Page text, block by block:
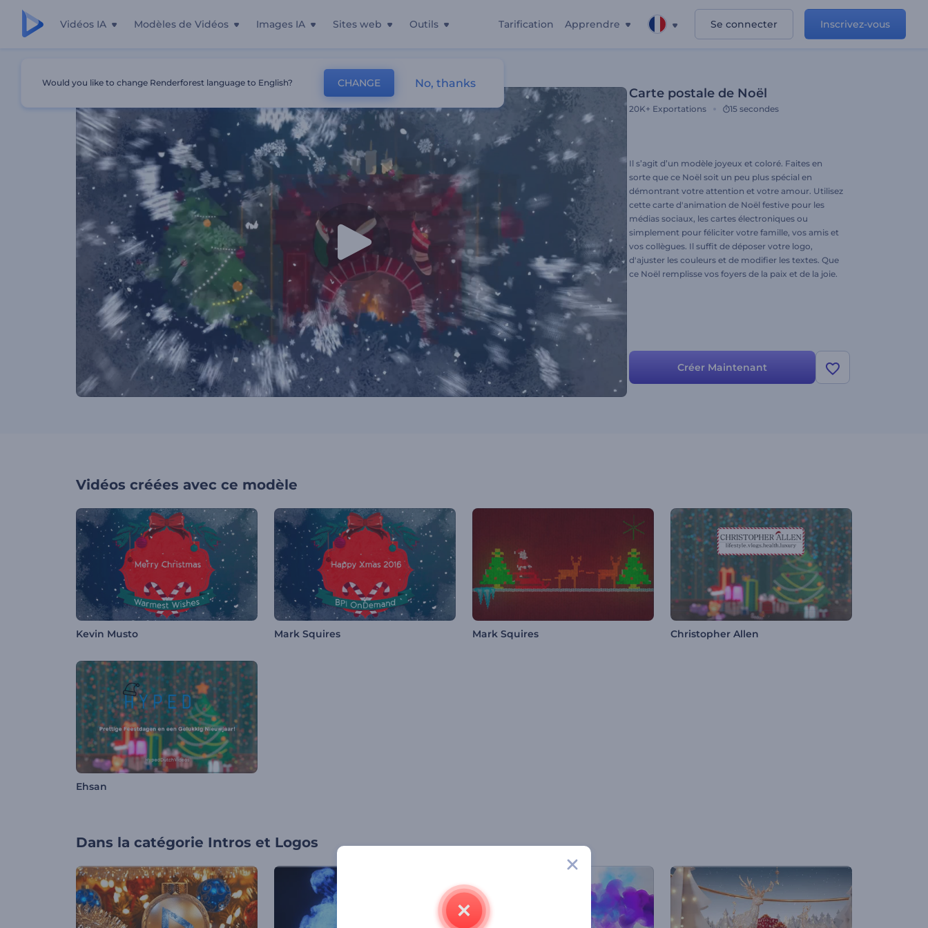
Vidéos IA Modèles de Vidéos Images IA Sites web Outils Tarification Apprendre Se connecter Inscrivez-vous
Carte postale de Noël
20K+ Exportations 15 secondes
Il s’agit d’un modèle joyeux et coloré. Faites en
sorte que ce Noël soit un peu plus spécial en
démontrant votre attention et votre amour. Utilisez
cette carte d'animation de Noël festive pour les
médias sociaux, les cartes électroniques ou
simplement pour féliciter votre famille, vos amis et
vos collègues. Il suffit de déposer votre logo,
d'ajuster les couleurs et de modifier les textes. Que
ce Noël remplisse vos foyers de la paix et de la joie.
Créer Maintenant
Vidéos créées avec ce modèle
Kevin Musto Mark Squires Mark Squires Christopher Allen
Ehsan
Dans la catégorie Intros et Logos
Would you like to change Renderforest language to English? CHANGE No, thanks